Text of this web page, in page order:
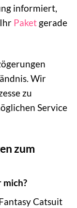
informiert,
Paket gerade
Wir
zu
Service
zum
Catsuit